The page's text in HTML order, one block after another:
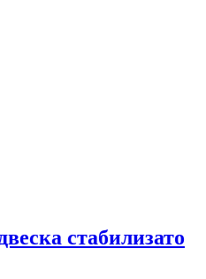
стабилизато